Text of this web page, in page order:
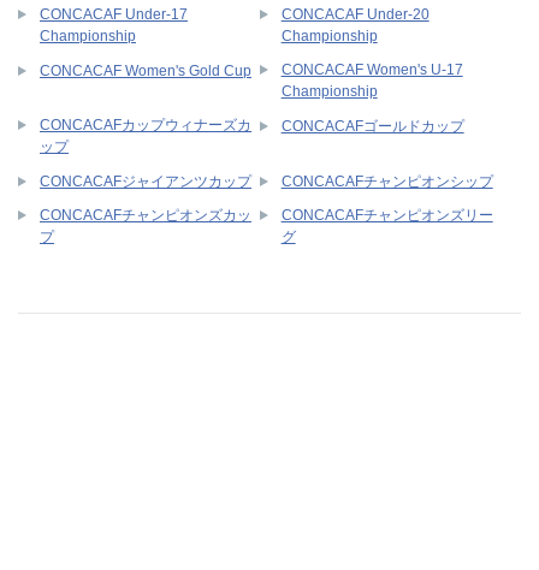
CONCACAF Under-17
Championship
CONCACAF Under-20
Championship
CONCACAF Women's Gold Cup
CONCACAF Women's U-17
Championship
CONCACAFカップウィナーズカ
ップ
CONCACAFゴールドカップ
CONCACAFジャイアンツカップ
CONCACAFチャンピオンシップ
CONCACAFチャンピオンズカッ
プ
CONCACAFチャンピオンズリー
グ